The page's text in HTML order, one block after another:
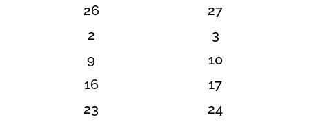
Veranstaltungen
0
Veranstaltungen
26
0
27
0
Veranstaltungen
2
0
3
0
Veranstaltungen
9
0
10
0
Veranstaltungen
16
0
17
0
23
0
24